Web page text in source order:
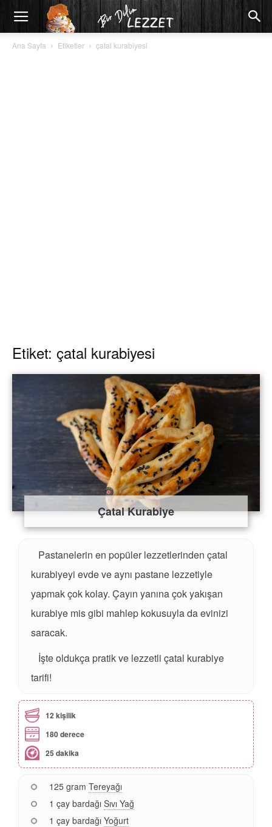
Ana Sayfa Etiketler çatal kurabiyesi
Etiket: çatal kurabiyesi
Çatal Kurabiye
Pastanelerin en popüler lezzetlerinden çatal
kurabiyeyi evde ve aynı pastane lezzetiyle
yapmak çok kolay. Çayın yanına çok yakışan
kurabiye mis gibi mahlep kokusuyla da evinizi
saracak.
İşte oldukça pratik ve lezzetli çatal kurabiye
tarifi!
12 kişilik
180 derece
25 dakika
125 gram Tereyağı
1 çay bardağı Sıvı Yağ
1 çay bardağı Yoğurt